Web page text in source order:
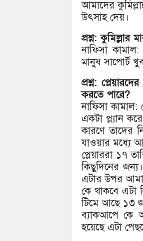
আমাদের
উৎসাহ দেয়।
প্রশ্ন: কুমিল্লার
নাফিসা
মানুষ সাপোর্ট
প্রশ্ন:
করতে পারে?
নাফিসা কামাল:
একটা প্ল্যান
কারণে তাদের
যাওয়ার মধ্যে
প্লেয়াররা ১৭
কিছুদিনের
এটার উপর
কে থাকবে এটা
টিমে আছে ১৩
ব্যাকআপে কে
হয়েছে এটা